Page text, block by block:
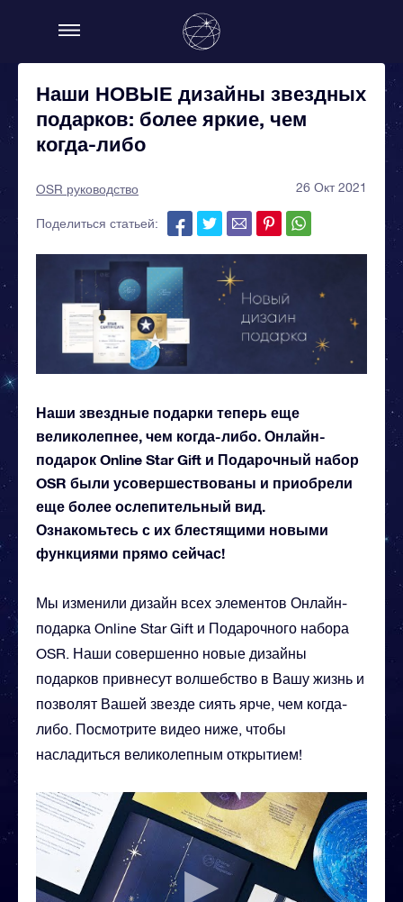
Наши НОВЫЕ дизайны звездных
подарков: более яркие, чем
когда-либо
OSR руководство 26 Окт 2021
Поделиться статьей:
Наши звездные подарки теперь еще
великолепнее, чем когда-либо. Онлайн-
подарок Online Star Gift и Подарочный набор
OSR были усовершествованы и приобрели
еще более ослепительный вид.
Ознакомьтесь с их блестящими новыми
функциями прямо сейчас!
Мы изменили дизайн всех элементов Онлайн-
подарка Online Star Gift и Подарочного набора
OSR. Наши совершенно новые дизайны
подарков привнесут волшебство в Вашу жизнь и
позволят Вашей звезде сиять ярче, чем когда-
либо. Посмотрите видео ниже, чтобы
насладиться великолепным открытием!